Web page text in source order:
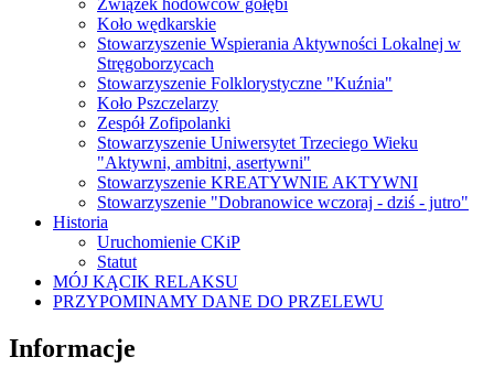
Związek hodowców gołębi
Koło wędkarskie
Stowarzyszenie Wspierania Aktywności Lokalnej w
Stręgoborzycach
Stowarzyszenie Folklorystyczne "Kuźnia"
Koło Pszczelarzy
Zespół Zofipolanki
Stowarzyszenie Uniwersytet Trzeciego Wieku
"Aktywni, ambitni, asertywni"
Stowarzyszenie KREATYWNIE AKTYWNI
Stowarzyszenie "Dobranowice wczoraj - dziś - jutro"
Historia
Uruchomienie CKiP
Statut
MÓJ KĄCIK RELAKSU
PRZYPOMINAMY DANE DO PRZELEWU
Informacje